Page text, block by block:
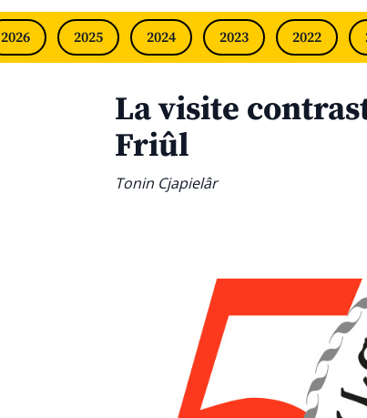
2026 2025 2024 2023 2022
La visite
Friûl
Tonin Cjapielâr